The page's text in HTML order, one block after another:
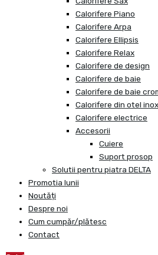
Calorifere Piano
Calorifere Arpa
Calorifere Ellipsis
Calorifere Relax
Calorifere de design
Calorifere de baie
Calorifere de baie
Calorifere din otel inox
Calorifere electrice
Accesorii
Cuiere
Suport prosop
Solutii pentru piatra DELTA
Promotia lunii
Noutăți
Despre noi
Cum cumpăr/plătesc
Contact